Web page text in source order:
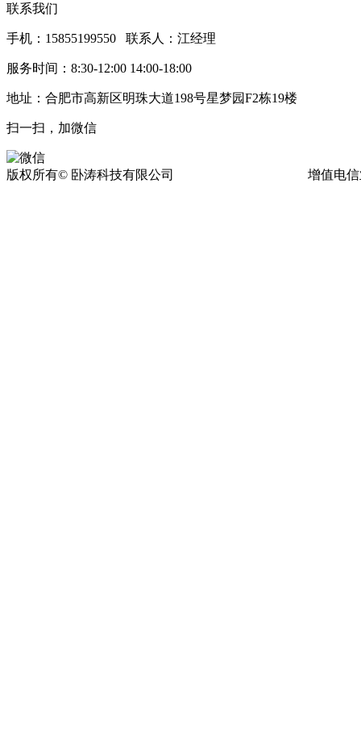
联系我们
手机：15855199550 联系人：江经理
服务时间：8:30-12:00 14:00-18:00
地址：合肥市高新区明珠大道198号星梦园F2栋19楼
扫一扫，加微信
版权所有© 卧涛科技有限公司 增值电